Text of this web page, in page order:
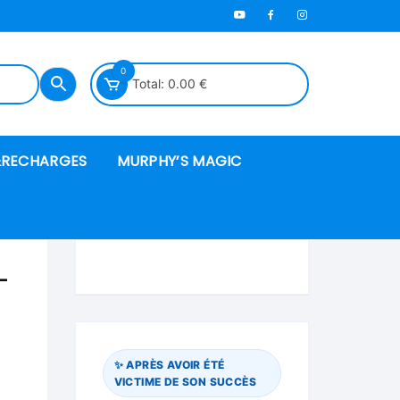
0
Total: 0.00 €
et cordes
MURPHY’S MAGIC
✨ APRÈS AVOIR ÉTÉ
VICTIME DE SON SUCCÈS